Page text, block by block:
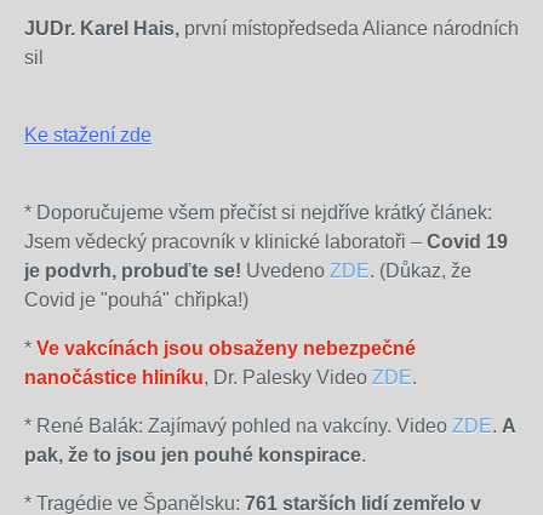
JUDr. Karel Hais, první místopředseda Aliance národních
sil
Ke stažení zde
* Doporučujeme všem přečíst si nejdříve krátký článek:
Jsem vědecký pracovník v klinické laboratoři – Covid 19
je podvrh, probuďte se! Uvedeno ZDE. (Důkaz, že
Covid je "pouhá" chřipka!)
* Ve vakcínách jsou obsaženy nebezpečné
nanočástice hliníku, Dr. Palesky Video ZDE.
* René Balák: Zajímavý pohled na vakcíny. Video ZDE. A
pak, že to jsou jen pouhé konspirace.
* Tragédie ve Španělsku: 761 starších lidí zemřelo v